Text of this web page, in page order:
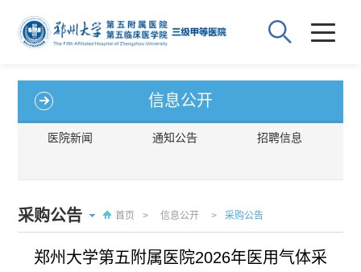
信息公开
医院新闻 通知公告 招聘信息
采购公告 首页 > 信息公开 > 采购公告
郑州大学第五附属医院2026年医用气体采